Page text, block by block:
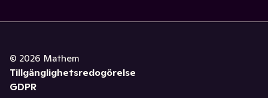
© 2026 Mathem
Tillgänglighetsredogörelse
GDPR